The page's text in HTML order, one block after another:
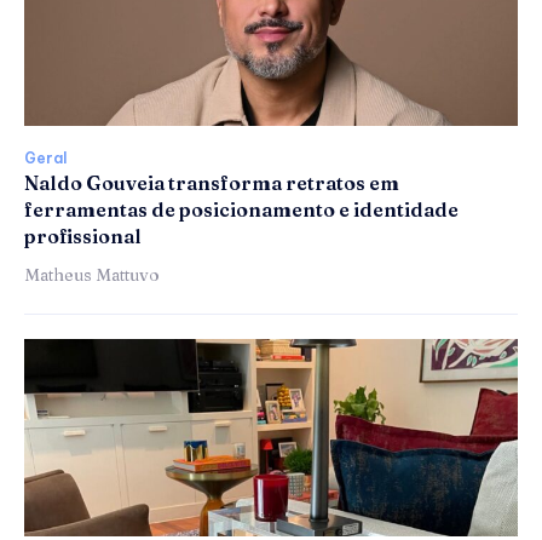
Geral
Naldo Gouveia transforma retratos em
ferramentas de posicionamento e identidade
profissional
Matheus Mattuvo